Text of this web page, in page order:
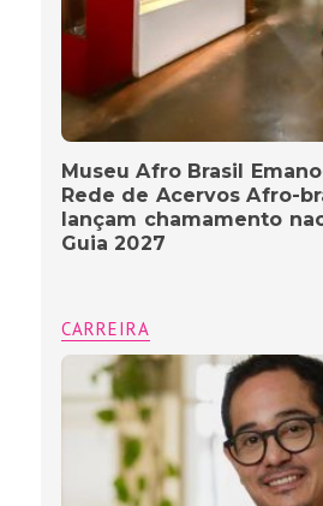
Museu Afro Brasil
Rede de Acervos Afro-
lançam chamamento
Guia 2027
CARREIRA